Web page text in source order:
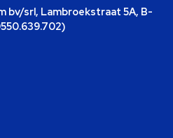
bv/srl, Lambroekstraat 5A, B-